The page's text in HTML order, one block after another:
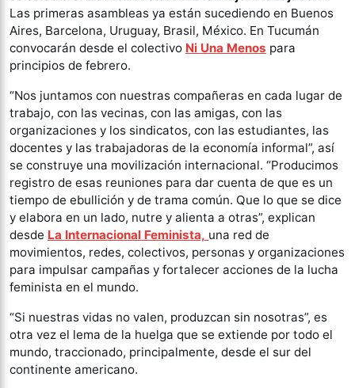
Las primeras asambleas ya están sucediendo en Buenos
Aires, Barcelona, Uruguay, Brasil, México. En Tucumán
convocarán desde el colectivo Ni Una Menos para
principios de febrero.
“Nos juntamos con nuestras compañeras en cada lugar de
trabajo, con las vecinas, con las amigas, con las
organizaciones y los sindicatos, con las estudiantes, las
docentes y las trabajadoras de la economía informal”, así
se construye una movilización internacional. “Producimos
registro de esas reuniones para dar cuenta de que es un
tiempo de ebullición y de trama común. Que lo que se dice
y elabora en un lado, nutre y alienta a otras”, explican
desde La Internacional Feminista, una red de
movimientos, redes, colectivos, personas y organizaciones
para impulsar campañas y fortalecer acciones de la lucha
feminista en el mundo.
“Si nuestras vidas no valen, produzcan sin nosotras”, es
otra vez el lema de la huelga que se extiende por todo el
mundo, traccionado, principalmente, desde el sur del
continente americano.